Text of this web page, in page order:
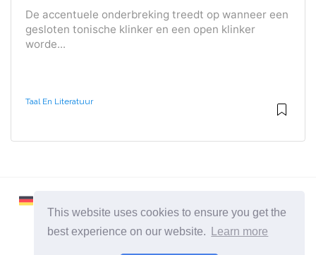
This website uses cookies to ensure you get the
best experience on our website.
Learn more
De accentuele onderbreking treedt op wanneer een
gesloten tonische klinker en een open klinker
worde...
Taal En Literatuur